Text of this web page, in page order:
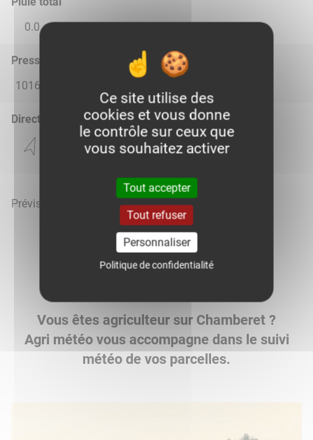
0.0
0.0 0.24 0.0 0.0
Pression atmosphérique (hPa)
1016.0
Direction du vent
Prévisions météo mises à jour le 9 août 2026 à 00h
Vous êtes agriculteur sur Chamberet ?
Agri météo vous accompagne dans le suivi
météo de vos parcelles.
Ce site utilise des
cookies et vous donne
le contrôle sur ceux que
vous souhaitez activer
Tout accepter
Tout refuser
Personnaliser
Politique de confidentialité